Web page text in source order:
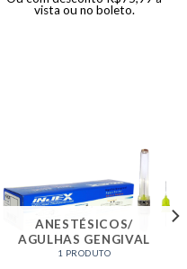
vista ou no boleto.
ANESTÉSICOS/
AGULHAS GENGIVAL
1 PRODUTO